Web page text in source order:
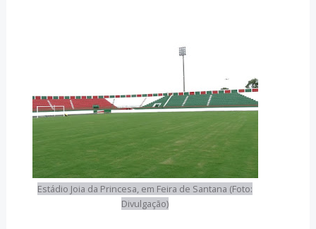
Estádio Joia da Princesa, em Feira de Santana (Foto:
Divulgação)